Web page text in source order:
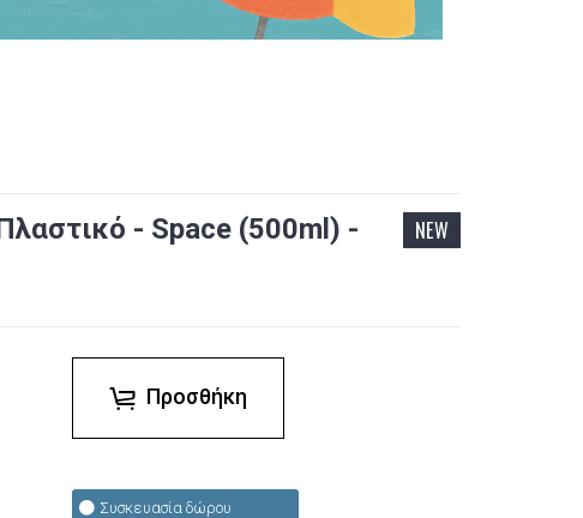
- Space (500ml) -
NEW
Προσθήκη
Συσκευασία δώρου